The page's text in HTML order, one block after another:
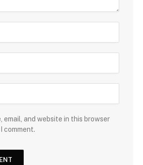
email, and website in this browser
comment.